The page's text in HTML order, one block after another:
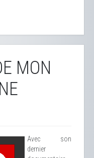
MON
Avec son
dernier